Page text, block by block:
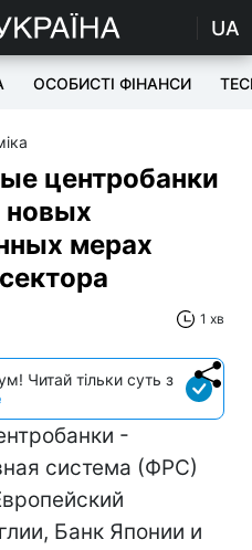
UA
ОСОБИСТІ ФІНАНСИ
центробанки
новых
мерах
1 хв
Читай тільки суть з
-
система (ФРС)
Банк Японии и